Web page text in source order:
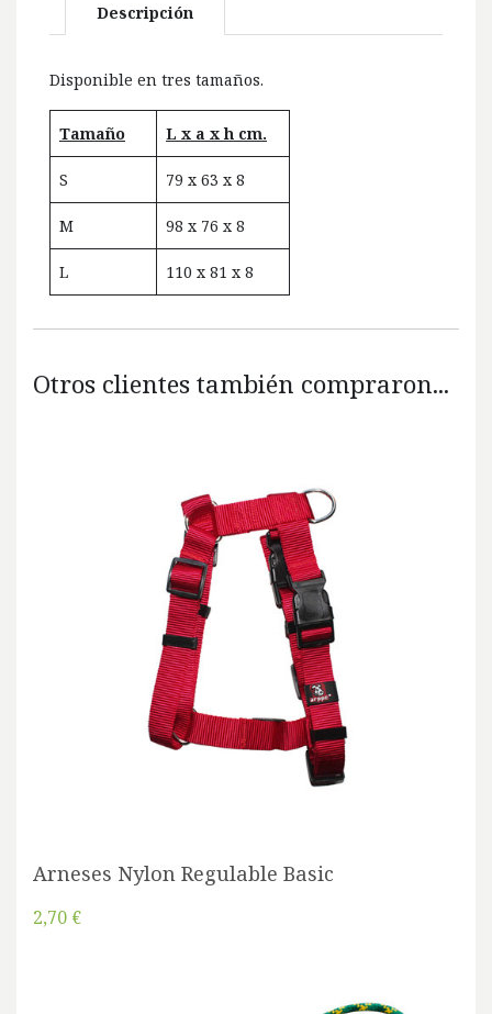
Descripción
Disponible en tres tamaños.
Tamaño L x a x h cm.
S 79 x 63 x 8
M 98 x 76 x 8
L 110 x 81 x 8
Otros clientes también compraron...
Arneses Nylon Regulable Basic
2,70 €